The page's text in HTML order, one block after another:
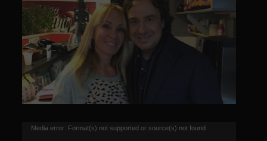
Videospeler
Media error: Format(s) not supported or source(s) not found